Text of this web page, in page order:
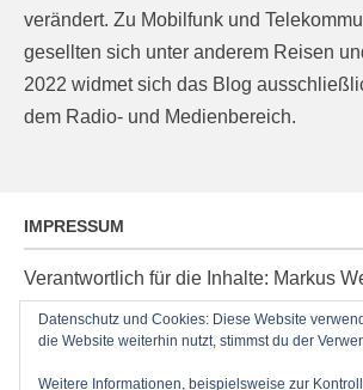
verändert. Zu Mobilfunk und
gesellten sich unter anderem Reisen
2022 widmet sich das Blog
dem Radio- und Medienbereich.
IMPRESSUM
Verantwortlich für die Inhalte: Markus
Ziegelacker 20, D-63599
post@radioblog.eu
Technik und Administration: Thomas
Datenschutz und Cookies: Diese Website
die Website weiterhin nutzt, stimmst du der
Weitere Informationen, beispielsweise zur